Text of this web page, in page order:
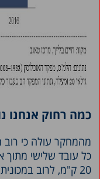
כמה רחוק אנחנו
מהמחקר עולה כי רוב